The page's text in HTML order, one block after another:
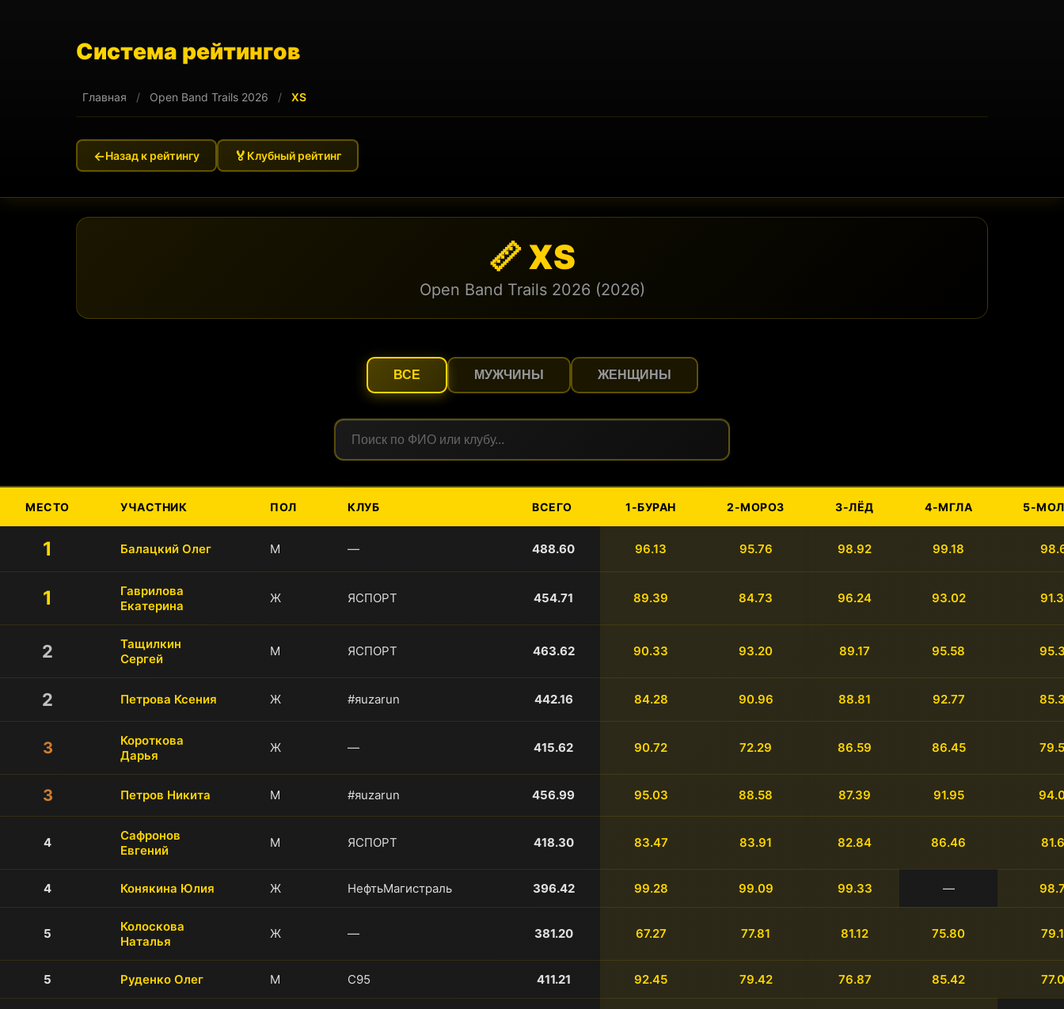
Система рейтингов
Главная / Open Band Trails 2026 / XS
←Назад к рейтингу 🏅 Клубный рейтинг
📏 XS
Open Band Trails 2026 (2026)
ВСЕ МУЖЧИНЫ ЖЕНЩИНЫ
Поиск по участникам
МЕСТО УЧАСТНИК ПОЛ КЛУБ ВСЕГО 1-БУРАН 2-МОРОЗ 3-ЛЁД 4-МГЛА 5-
1 Балацкий Олег М — 488.60 96.13 95.76 98.92 99.18
1
Гаврилова
Екатерина
Ж ЯСПОРТ 454.71 89.39 84.73 96.24 93.02
2
Тащилкин
Сергей
М ЯСПОРТ 463.62 90.33 93.20 89.17 95.58
2 Петрова Ксения Ж #яuzarun 442.16 84.28 90.96 88.81 92.77
3
Короткова
Дарья
Ж — 415.62 90.72 72.29 86.59 86.45
3 Петров Никита М #яuzarun 456.99 95.03 88.58 87.39 91.95
4
Сафронов
Евгений
М ЯСПОРТ 418.30 83.47 83.91 82.84 86.46
4 Конякина Юлия Ж НефтьМагистраль 396.42 99.28 99.09 99.33 —
5
Колоскова
Наталья
Ж — 381.20 67.27 77.81 81.12 75.80
5 Руденко Олег М C95 411.21 92.45 79.42 76.87 85.42